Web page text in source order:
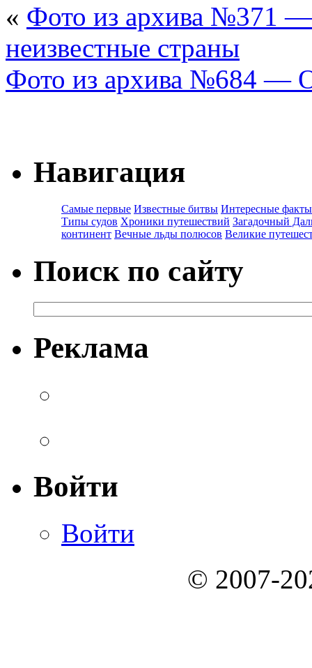
« Фото из архива №371 —
неизвестные страны
Фото из архива №684 —
Навигация
Самые первые Известные битвы Интересные факты
Типы судов Хроники путешествий Загадочный
континент Вечные льды полюсов Великие
Поиск по сайту
Реклама
Войти
Войти
© 2007-